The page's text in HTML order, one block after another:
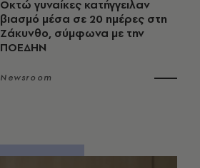
Οκτώ γυναίκες κατήγγειλαν
βιασμό μέσα σε 20 ημέρες στη
Ζάκυνθο, σύμφωνα με την
ΠΟΕΔΗΝ
Newsroom